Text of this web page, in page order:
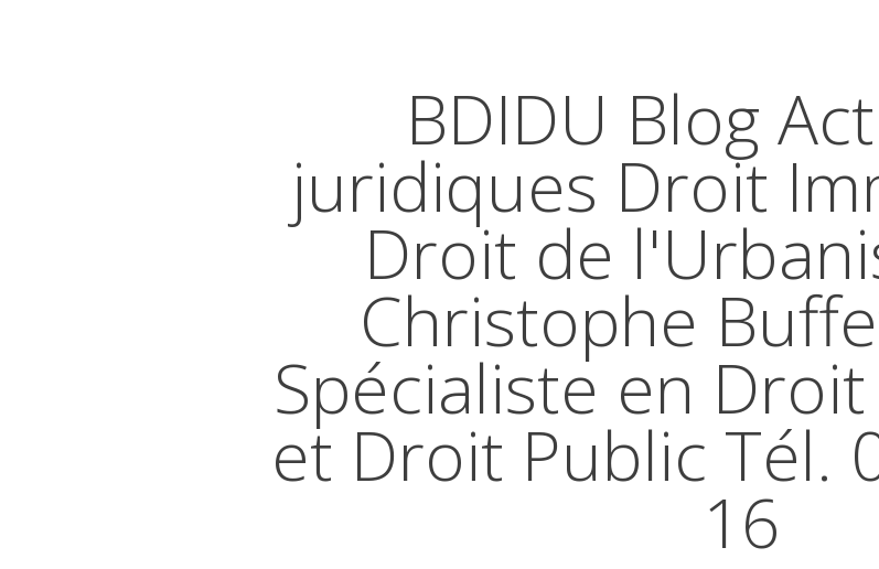
BDIDU Blog
juridiques Droit
Droit de
Christophe
Spécialiste en
et Droit Public Tél.
16